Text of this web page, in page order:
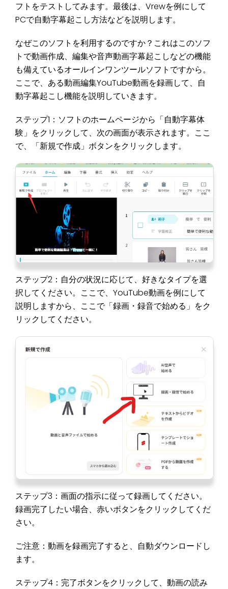
フトをテストしてみます。最後は、Vrewを例にして
PCで自動字幕起こし方法などを説明します。
なぜこのソフトを利用するのですか？これはこのソフ
トで動画作成、編集や音声動画字幕起こしなどの機能
も備えているオールインワンツールソフトですから。
ここで、ある動画編集YouTube動画を録画して、自
動字幕起こし機能を説明していきます。
ステップ1：ソフトのホームページから「自動字幕体
験」をクリックして、次の画面が表示されます。ここ
で、「新規で作成」ボタンをクリックします。
ステップ2：自分の状況に応じて、好きなタイプを選
択してください。ここで、YouTube動画を例にして
説明しますから、ここで「録画・録音で始める」をク
リックしてください。
ステップ3：画面の指示に従って録画してください。
録画完了したい場合、赤いボタンをクリックしてくだ
さい。
ご注意：動画を録画完了すると、自動ダウンロードし
ます。
ステップ4：完了ボタンをクリックして、動画の読み